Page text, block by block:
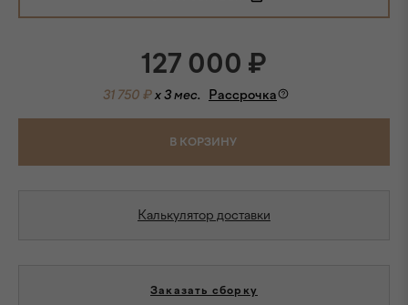
127 000 ₽
31 750 ₽x 3 мес. Рассрочка
В КОРЗИНУ
Калькулятор доставки
Заказать сборку